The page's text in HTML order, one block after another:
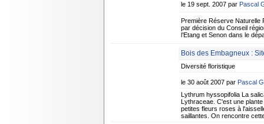
le 19 sept. 2007 par Pascal
Première Réserve Naturelle
par décision du Conseil
l’Etang et Senon dans le
Bois des Embagneux :
Diversité floristique
le 30 août 2007 par Pascal
Lythrum hyssopifolia La
Lythraceae. C'est une
petites fleurs roses à
saillantes. On rencontre